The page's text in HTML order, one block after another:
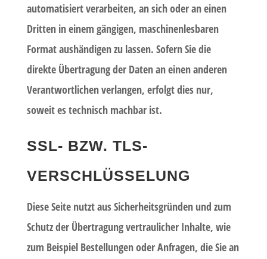
automatisiert verarbeiten, an sich oder an einen
Dritten in einem gängigen, maschinenlesbaren
Format aushändigen zu lassen. Sofern Sie die
direkte Übertragung der Daten an einen anderen
Verantwortlichen verlangen, erfolgt dies nur,
soweit es technisch machbar ist.
SSL- BZW. TLS-
VERSCHLÜSSELUNG
Diese Seite nutzt aus Sicherheitsgründen und zum
Schutz der Übertragung vertraulicher Inhalte, wie
zum Beispiel Bestellungen oder Anfragen, die Sie an